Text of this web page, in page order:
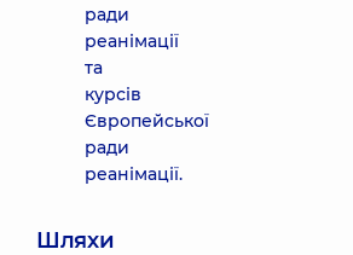
ради
реанімації
та
курсів
Європейської
ради
реанімації.
Шляхи